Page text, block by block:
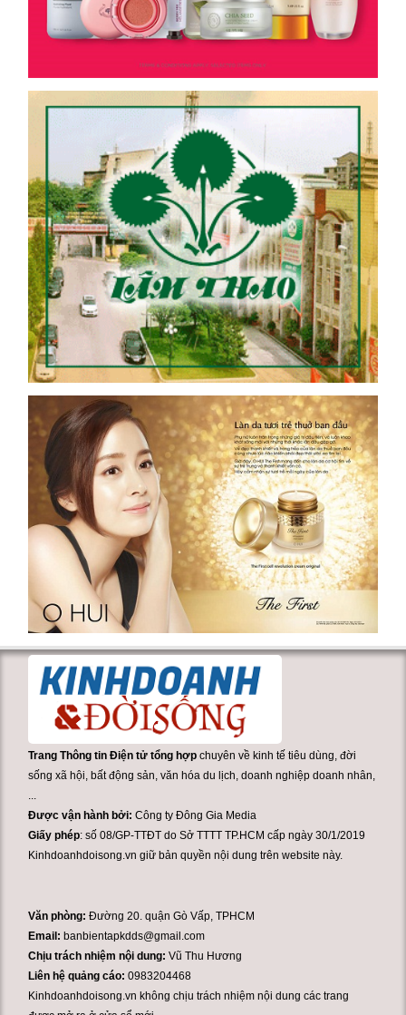
Trang Thông tin Điện tử tổng hợp chuyên về kinh tế tiêu dùng, đời
sống xã hội, bất động sản, văn hóa du lịch, doanh nghiệp doanh nhân,
Được vận hành bởi:Công ty Đông Gia Media
Giấy phép: số 08/GP-TTĐT do Sở TTTT TP.HCM cấp ngày 30/1/2019
Kinhdoanhdoisong.vn giữ bản quyền nội dung trên website này.
Văn phòng:Đường 20. quận Gò Vấp, TPHCM
Email: banbientapkdds@gmail.com
Chịu trách nhiệm nội dung: Vũ Thu Hương
Liên hệ quảng cáo:0983204468
Kinhdoanhdoisong.vn không chịu trách nhiệm nội dung các trang